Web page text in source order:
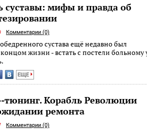
суставы: мифы и правда об
Комментарии (0)
сустава ещё недавно был
жизни - встать с постели больному
ЕЩЕ
тюнинг. Корабль Революции
ремонта
Комментарии (0)